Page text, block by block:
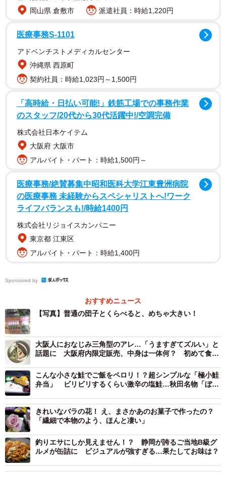
お花見団子にしては大きすぎるお団子！（提供：猫柳はティーポットが
好きすぎるさん）
岡山県 倉敷市
派遣社員：時給1,220円
医療事務S-1101
アドベンチストメディカルセンター
沖縄県 西原町
契約社員：時給1,023円～1,500円
「高時給・日払い可能!」鉄筋工場での事務作業
のスタッフ/20代から30代活躍中!/空調完備
株式会社日本ケイテム
大阪府 大阪市
アルバイト・パート：時給1,500円～
医療事務/絶賛募集中昭和医科大学江東豊洲病院
の医療事務 未経験からスペシャリストへ!ワーク
ライフバランスも!/時給1400円
株式会社リジョイスカンパニー
東京都 江東区
アルバイト・パート：時給1,400円
Sponsored by
おすすめニュース
【写真】普通の団子とくらべると、めちゃ大きい！
大阪人におなじみ三角型のアレ…「うますぎてズルい」と
話題に 大阪府内限定販売、中身は一体何？ 初めて食べ
こんな小さな鮭でご飯をペロリ！？超シンプルな「極小鮭
弁当」 ビリビリするくらい激辛の塩鮭…秋田名物「ぼだ
きれいなバラの花！ え、まさかあのお菓子で作ったの？
「繊細で本物のよう、ほんと凄い」
釣りエサにしか見えません！？ 静岡が誇るご当地B級グ
ルメが缶詰に ビジュアルが強すぎる…果たしてお味は？